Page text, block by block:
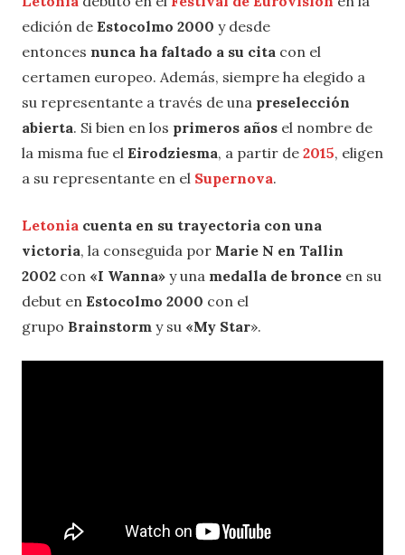
edición de Estocolmo 2000 y desde
entonces nunca ha faltado a su cita con el
certamen europeo. Además, siempre ha elegido a
su representante a través de una preselección
abierta. Si bien en los primeros años el nombre de
la misma fue el Eirodziesma, a partir de 2015, eligen
a su representante en el Supernova.
Letonia cuenta en su trayectoria con una
victoria, la conseguida por Marie N en Tallin
2002 con «I Wanna» y una medalla de bronce en su
debut en Estocolmo 2000 con el
grupo Brainstorm y su «My Star».